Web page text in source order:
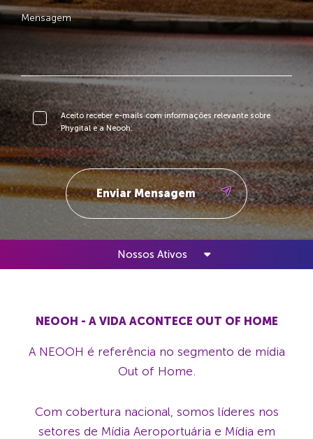
Aceito receber e-mails com informações relevante sobre
Phygital e a Neooh.
Nossos Ativos
NEOOH - A VIDA ACONTECE OUT OF HOME
A NEOOH é referência no segmento de mídia
Out of Home.
Com cobertura nacional, somos líderes nos
setores de Mídia Aeroportuária e Mídia em